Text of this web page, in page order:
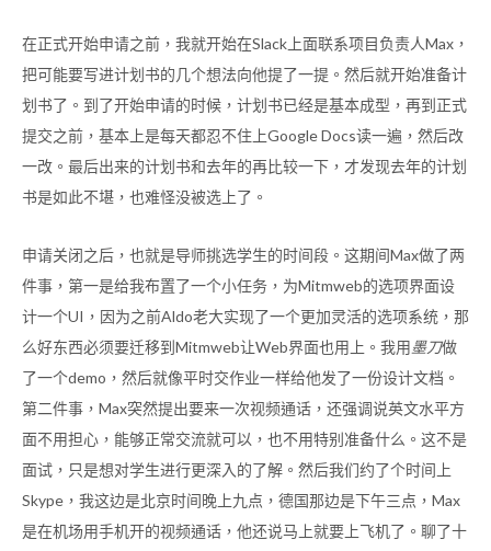
在正式开始申请之前，我就开始在Slack上面联系项目负责人Max，
把可能要写进计划书的几个想法向他提了一提。然后就开始准备计
划书了。到了开始申请的时候，计划书已经是基本成型，再到正式
提交之前，基本上是每天都忍不住上Google Docs读一遍，然后改
一改。最后出来的计划书和去年的再比较一下，才发现去年的计划
书是如此不堪，也难怪没被选上了。
申请关闭之后，也就是导师挑选学生的时间段。这期间Max做了两
件事，第一是给我布置了一个小任务，为Mitmweb的选项界面设
计一个UI，因为之前Aldo老大实现了一个更加灵活的选项系统，那
么好东西必须要迁移到Mitmweb让Web界面也用上。我用墨刀做
了一个demo，然后就像平时交作业一样给他发了一份设计文档。
第二件事，Max突然提出要来一次视频通话，还强调说英文水平方
面不用担心，能够正常交流就可以，也不用特别准备什么。这不是
面试，只是想对学生进行更深入的了解。然后我们约了个时间上
Skype，我这边是北京时间晚上九点，德国那边是下午三点，Max
是在机场用手机开的视频通话，他还说马上就要上飞机了。聊了十